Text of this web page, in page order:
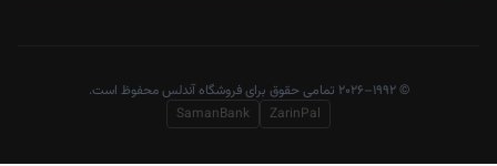
© ۱۹۹۲–۲۰۲۶ تمامی حقوق برای فروشگاه آندلس محفوظ است.
ZarinPal
SamanBank